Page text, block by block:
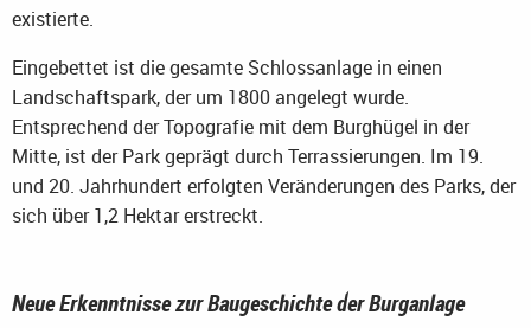
existierte.
Eingebettet ist die gesamte Schlossanlage in einen
Landschaftspark, der um 1800 angelegt wurde.
Entsprechend der Topografie mit dem Burghügel in der
Mitte, ist der Park geprägt durch Terrassierungen. Im 19.
und 20. Jahrhundert erfolgten Veränderungen des Parks, der
sich über 1,2 Hektar erstreckt.
Neue Erkenntnisse zur Baugeschichte der Burganlage